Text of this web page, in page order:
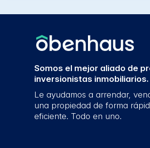
Somos el mejor aliado de
inversionistas inmobiliarios.
Le ayudamos a arrendar,
una propiedad de forma
eficiente. Todo en uno.